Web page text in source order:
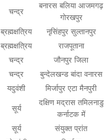
चन्द्र
बनारस बलिया आजमगढ़
गोरखपुर
ब्रह्मक्षत्रिय
नृसिंहपुर सुल्तानपुर
ब्रह्मक्षत्रिय
राजपूताना
चन्द्र
जौनपुर जिला
चन्द्र
बुन्देलखन्ड बांदा वनारस
यदुवंशी मिर्जापुर एटा मैनपुरी
सूर्य
दक्षिण मद्रास तमिलनाडु
कर्नाटक में
सूर्य
संयुक्त प्रांत